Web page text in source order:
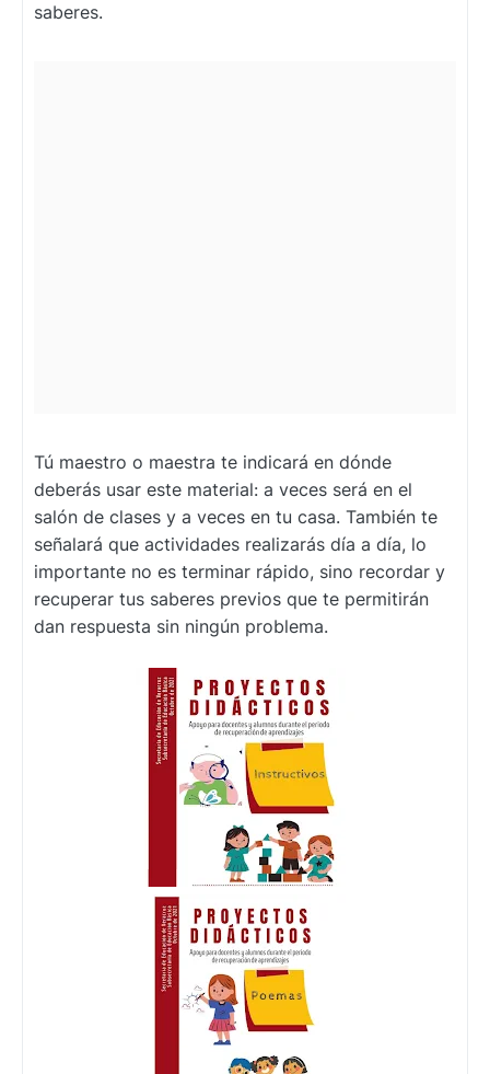
saberes.
Tú maestro o maestra te indicará en dónde
deberás usar este material: a veces será en el
salón de clases y a veces en tu casa. También te
señalará que actividades realizarás día a día, lo
importante no es terminar rápido, sino recordar y
recuperar tus saberes previos que te permitirán
dan respuesta sin ningún problema.